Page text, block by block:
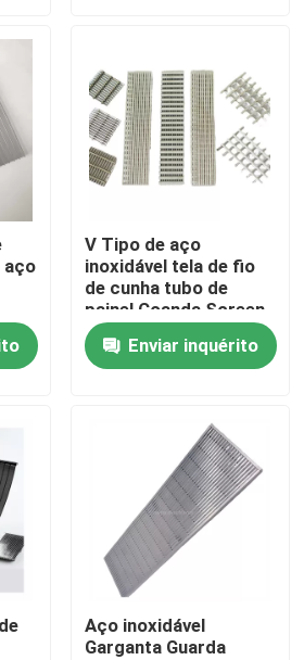
aço
V Tipo de aço
inoxidável tela de fio
de cunha tubo de
painel Coanda Screen
filtros de fio de cunha
para a ingestão de
água
Enviar inquérito
Aço inoxidável
Garganta Guarda